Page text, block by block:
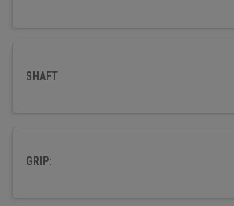
SHAFT
GRIP: